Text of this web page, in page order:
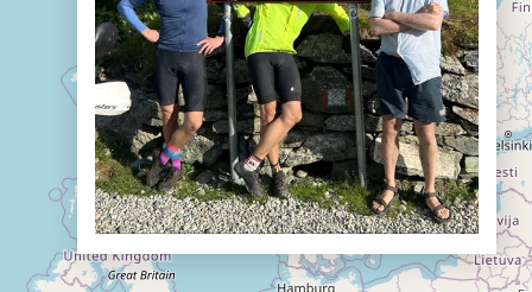
Ambiance, ambiance, ambiance
De groetjes terug
Doelloos
Ronde Van Flandriën
Dhr. Dries